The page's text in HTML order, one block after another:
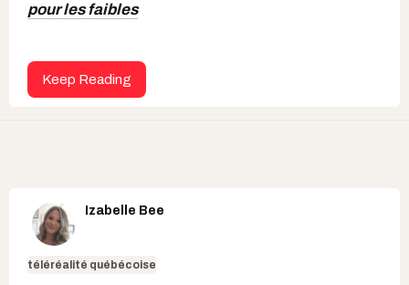
pour les faibles
Keep Reading
Izabelle Bee
téléréalité québécoise